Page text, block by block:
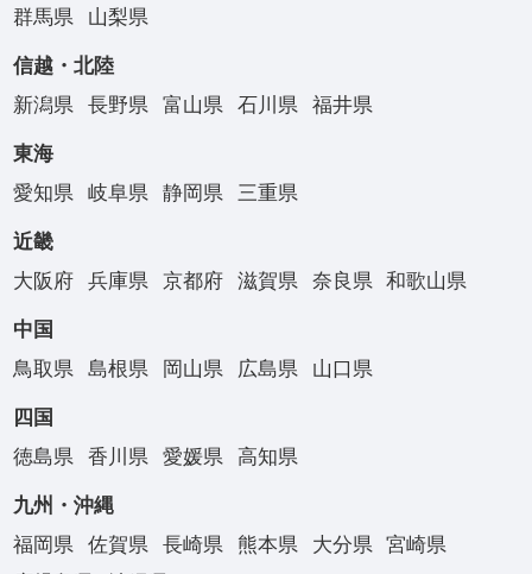
群馬県
山梨県
信越・北陸
新潟県
長野県 富山県 石川県 福井県
東海
愛知県
岐阜県 静岡県 三重県
近畿
大阪府
兵庫県 京都府 滋賀県 奈良県 和歌山県
中国
鳥取県
島根県 岡山県 広島県 山口県
四国
徳島県
香川県 愛媛県 高知県
九州・沖縄
福岡県
佐賀県 長崎県 熊本県 大分県
宮崎県